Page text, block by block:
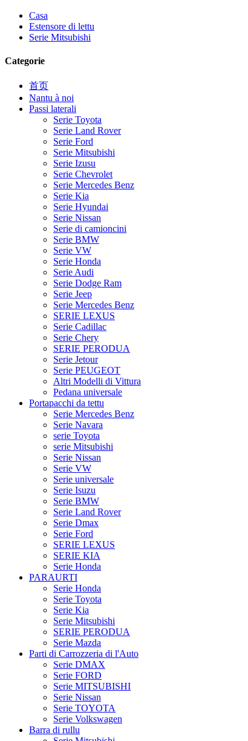
Casa
Estensore di lettu
Serie Mitsubishi
Categorie
首页
Nantu à noi
Passi laterali
Serie Toyota
Serie Land Rover
Serie Ford
Serie Mitsubishi
Serie Izusu
Serie Chevrolet
Serie Mercedes Benz
Serie Kia
Serie Hyundai
Serie Nissan
Serie di camioncini
Serie BMW
Serie VW
Serie Honda
Serie Audi
Serie Dodge Ram
Serie Jeep
Serie Mercedes Benz
SERIE LEXUS
Serie Cadillac
Serie Chery
SERIE PERODUA
Serie Jetour
Serie PEUGEOT
Altri Modelli di Vittura
Pedana universale
Portapacchi da tettu
Serie Mercedes Benz
Serie Navara
serie Toyota
serie Mitsubishi
Serie Nissan
Serie VW
Serie universale
Serie Isuzu
Serie BMW
Serie Land Rover
Serie Dmax
Serie Ford
SERIE LEXUS
SERIE KIA
Serie Honda
PARAURTI
Serie Honda
Serie Toyota
Serie Kia
Serie Mitsubishi
SERIE PERODUA
Serie Mazda
Parti di Carrozzeria di l'Auto
Serie DMAX
Serie FORD
Serie MITSUBISHI
Serie Nissan
Serie TOYOTA
Serie Volkswagen
Barra di rullu